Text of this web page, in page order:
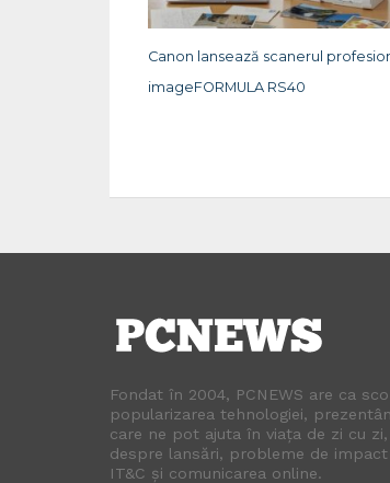
Canon lansează scanerul
imageFORMULA RS40
Fondat în 2004, PCNEWS are ca
popularizarea tehnologiei,
care ne pot ajuta în viața de zi cu
despre lansări, probleme de impact
IT&C și comunicarea online.